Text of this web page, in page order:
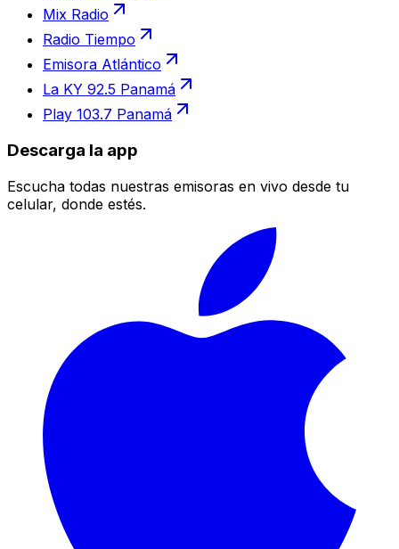
Mix Radio
Radio Tiempo
Emisora Atlántico
La KY 92.5 Panamá
Play 103.7 Panamá
Descarga la app
Escucha todas nuestras emisoras en vivo desde tu
celular, donde estés.